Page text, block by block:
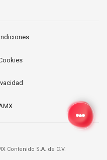
Contenido S.A. de C.V.